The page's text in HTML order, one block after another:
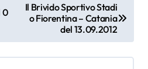
0
Il Brivido Sportivo Stadi
o Fiorentina – Catania
del 13.09.2012